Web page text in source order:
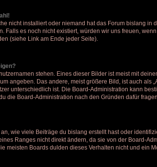
nicht installiert oder niemand hat das Forum bislang in
Falls es noch nicht existiert, würden wir uns freuen,
(siehe Link am Ende jeder Seite).
stehen. Eines dieser Bilder ist meist mit
angeben. Das andere, meist größere Bild, ist auch als
unterschiedlich ist. Die Board-Administration kann
die Board-Administration nach den Gründen dafür fragen.
wie viele Beiträge du bislang erstellt hast oder
Ranges nicht direkt ändern, da sie von der Board-
Boards dulden dieses Verhalten nicht und ein